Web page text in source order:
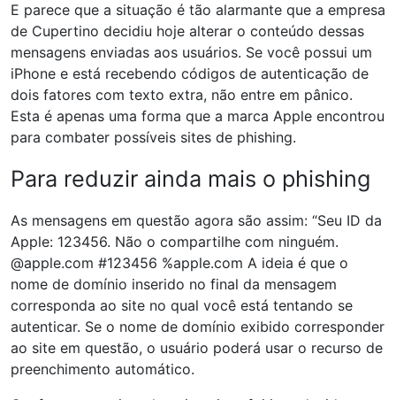
E parece que a situação é tão alarmante que a empresa
de Cupertino decidiu hoje alterar o conteúdo dessas
mensagens enviadas aos usuários. Se você possui um
iPhone e está recebendo códigos de autenticação de
dois fatores com texto extra, não entre em pânico.
Esta é apenas uma forma que a marca Apple encontrou
para combater possíveis sites de phishing.
Para reduzir ainda mais o phishing
As mensagens em questão agora são assim: “Seu ID da
Apple: 123456. Não o compartilhe com ninguém.
@apple.com #123456 %apple.com A ideia é que o
nome de domínio inserido no final da mensagem
corresponda ao site no qual você está tentando se
autenticar. Se o nome de domínio exibido corresponder
ao site em questão, o usuário poderá usar o recurso de
preenchimento automático.